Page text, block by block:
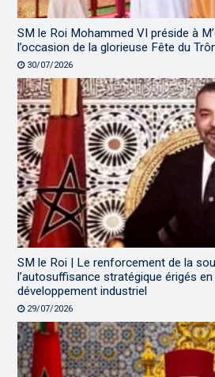
SM le Roi Mohammed VI préside à
l’occasion de la glorieuse Fête du
30/07/2026
SM le Roi | Le renforcement de la
l’autosuffisance stratégique érigés
développement industriel
29/07/2026